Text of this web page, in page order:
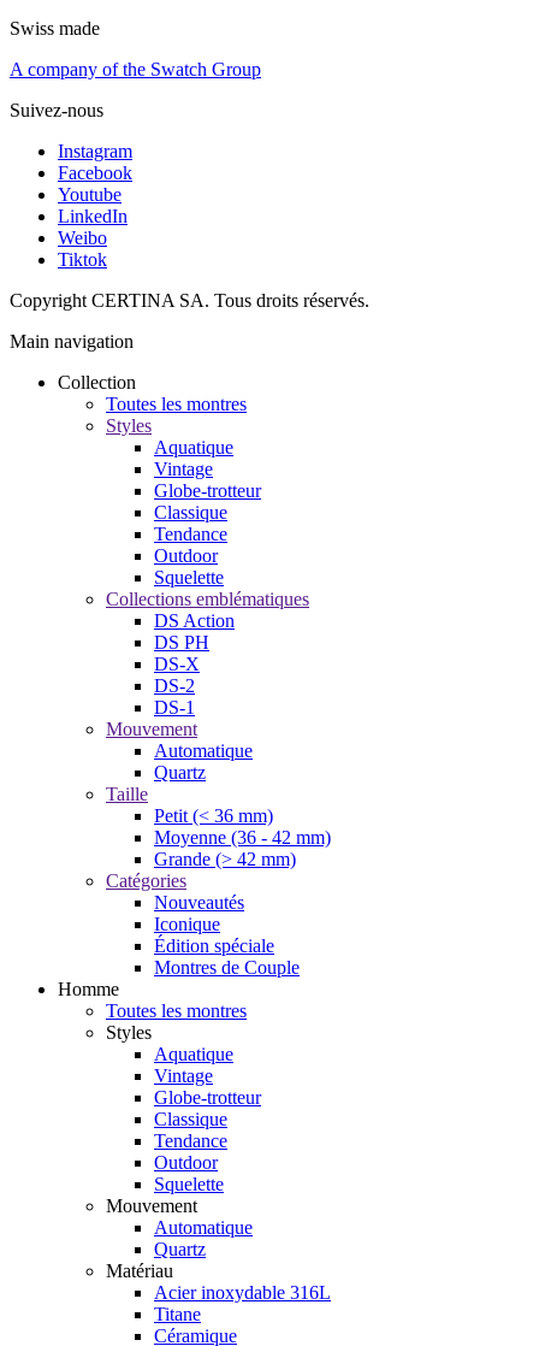
Swiss made
A company of the Swatch Group
Suivez-nous
Instagram
Facebook
Youtube
LinkedIn
Weibo
Tiktok
Copyright CERTINA SA. Tous droits réservés.
Main navigation
Collection
Toutes les montres
Styles
Aquatique
Vintage
Globe-trotteur
Classique
Tendance
Outdoor
Squelette
Collections emblématiques
DS Action
DS PH
DS-X
DS-2
DS-1
Mouvement
Automatique
Quartz
Taille
Petit (< 36 mm)
Moyenne (36 - 42 mm)
Grande (> 42 mm)
Catégories
Nouveautés
Iconique
Édition spéciale
Montres de Couple
Homme
Toutes les montres
Styles
Aquatique
Vintage
Globe-trotteur
Classique
Tendance
Outdoor
Squelette
Mouvement
Automatique
Quartz
Matériau
Acier inoxydable 316L
Titane
Céramique